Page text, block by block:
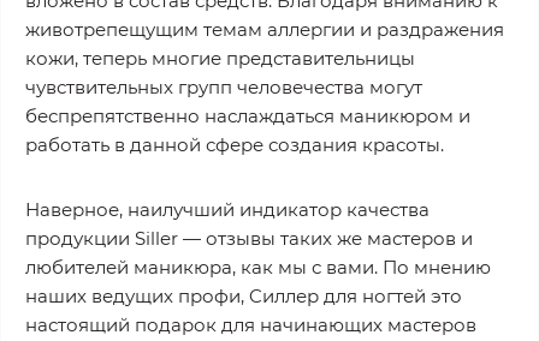
животрепещущим темам аллергии и раздражения
кожи, теперь многие представительницы
чувствительных групп человечества могут
беспрепятственно наслаждаться маникюром и
работать в данной сфере создания красоты.
Наверное, наилучший индикатор качества
продукции Siller — отзывы таких же мастеров и
любителей маникюра, как мы с вами. По мнению
наших ведущих профи, Cиллер для ногтей это
настоящий подарок для начинающих мастеров